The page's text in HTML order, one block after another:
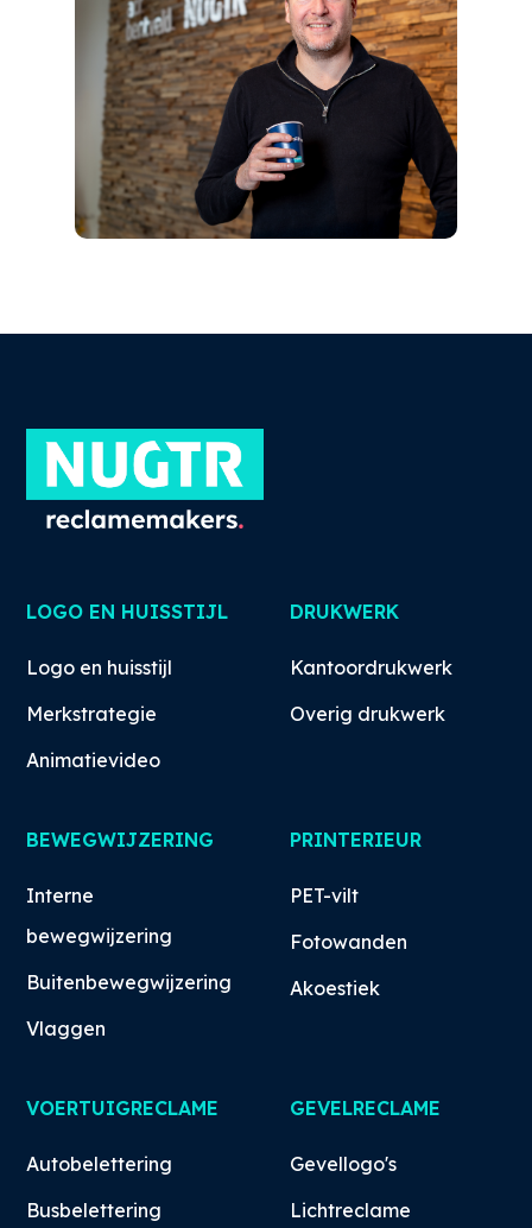
LOGO EN HUISSTIJL
Logo en huisstijl
Merkstrategie
Animatievideo
DRUKWERK
Kantoordrukwerk
Overig drukwerk
BEWEGWIJZERING
Interne
bewegwijzering
Buitenbewegwijzering
Vlaggen
PRINTERIEUR
PET-vilt
Fotowanden
Akoestiek
VOERTUIGRECLAME
Autobelettering
Busbelettering
GEVELRECLAME
Gevellogo's
Lichtreclame